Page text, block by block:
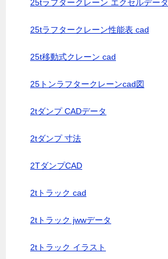
25tラフタークレーン エクセルデータ
25tラフタークレーン性能表 cad
25t移動式クレーン cad
25トンラフタークレーンcad図
2tダンプ CADデータ
2tダンプ 寸法
2TダンプCAD
2tトラック cad
2tトラック jwwデータ
2tトラック イラスト